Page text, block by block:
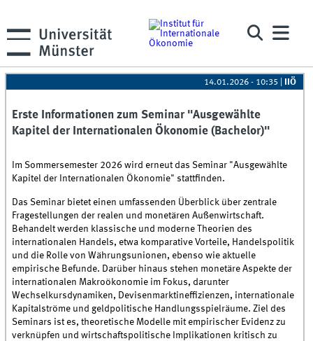
14.01.2026 - 10:35 IIÖ
Erste Informationen zum Seminar "Ausgewählte
Kapitel der Internationalen Ökonomie (Bachelor)"
Im Sommersemester 2026 wird erneut das Seminar "Ausgewählte
Kapitel der Internationalen Ökonomie" stattfinden.
Das Seminar bietet einen umfassenden Überblick über zentrale
Fragestellungen der realen und monetären Außenwirtschaft.
Behandelt werden klassische und moderne Theorien des
internationalen Handels, etwa komparative Vorteile, Handelspolitik
und die Rolle von Währungsunionen, ebenso wie aktuelle
empirische Befunde. Darüber hinaus stehen monetäre Aspekte der
internationalen Makroökonomie im Fokus, darunter
Wechselkursdynamiken, Devisenmarktineffizienzen, internationale
Kapitalströme und geldpolitische Handlungsspielräume. Ziel des
Seminars ist es, theoretische Modelle mit empirischer Evidenz zu
verknüpfen und wirtschaftspolitische Implikationen kritisch zu